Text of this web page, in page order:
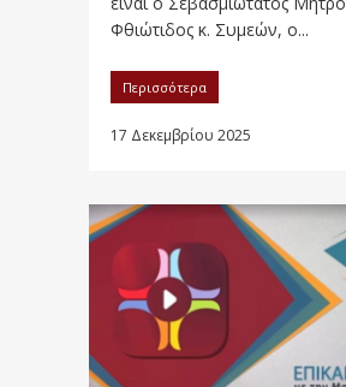
Φθιώτιδος κ. Συμεών, ο...
Περισσότερα
17 Δεκεμβρίου 2025